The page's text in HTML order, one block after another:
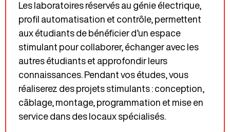
Les laboratoires réservés au génie électrique,
profil automatisation et contrôle, permettent
aux étudiants de bénéficier d’un espace
stimulant pour collaborer, échanger avec les
autres étudiants et approfondir leurs
connaissances. Pendant vos études, vous
réaliserez des projets stimulants : conception,
câblage, montage, programmation et mise en
service dans des locaux spécialisés.